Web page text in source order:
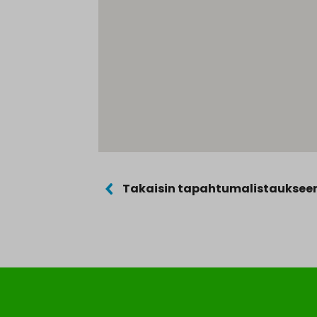
Takaisin